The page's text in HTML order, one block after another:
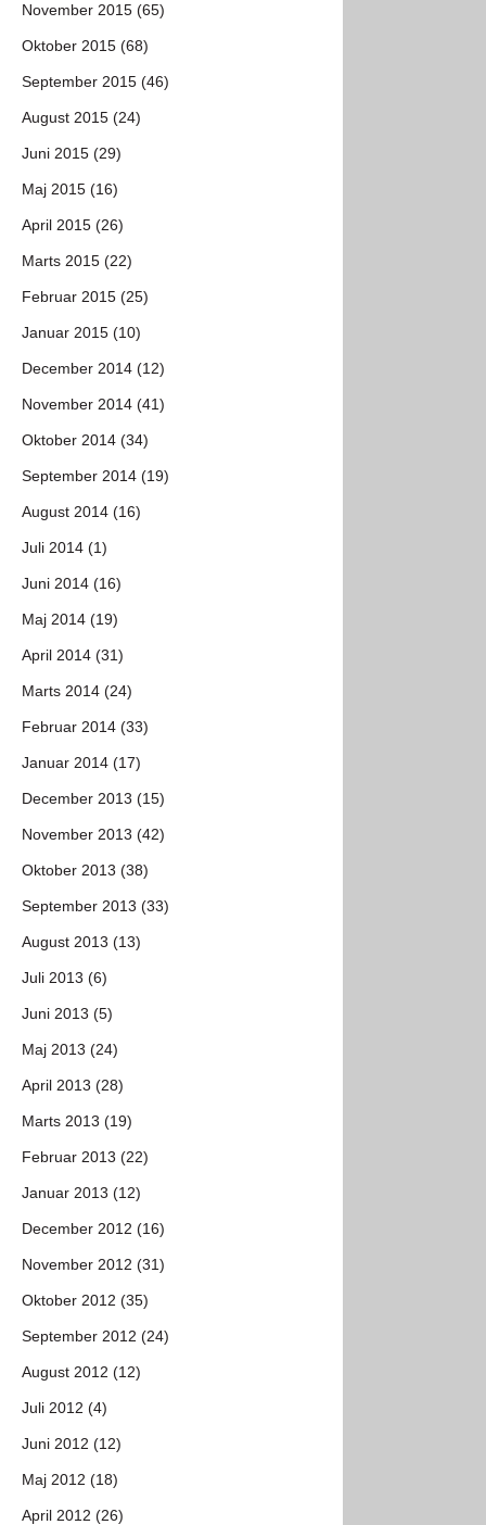
November 2015 (65)
Oktober 2015 (68)
September 2015 (46)
August 2015 (24)
Juni 2015 (29)
Maj 2015 (16)
April 2015 (26)
Marts 2015 (22)
Februar 2015 (25)
Januar 2015 (10)
December 2014 (12)
November 2014 (41)
Oktober 2014 (34)
September 2014 (19)
August 2014 (16)
Juli 2014 (1)
Juni 2014 (16)
Maj 2014 (19)
April 2014 (31)
Marts 2014 (24)
Februar 2014 (33)
Januar 2014 (17)
December 2013 (15)
November 2013 (42)
Oktober 2013 (38)
September 2013 (33)
August 2013 (13)
Juli 2013 (6)
Juni 2013 (5)
Maj 2013 (24)
April 2013 (28)
Marts 2013 (19)
Februar 2013 (22)
Januar 2013 (12)
December 2012 (16)
November 2012 (31)
Oktober 2012 (35)
September 2012 (24)
August 2012 (12)
Juli 2012 (4)
Juni 2012 (12)
Maj 2012 (18)
April 2012 (26)